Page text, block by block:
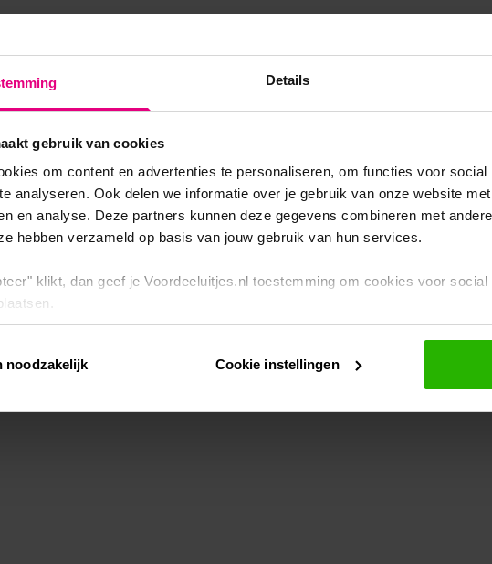
Details
gebruik van cookies
om content en advertenties te personaliseren, om functies voor
analyseren. Ook delen we informatie over je gebruik van onze website
en analyse. Deze partners kunnen deze gegevens combineren met
hebben verzameld op basis van jouw gebruik van hun services.
klikt, dan geef je Voordeeluitjes.nl toestemming om cookies voor
kun je ook zelf instellen welke cookies worden geplaatst. Je kunt je
cookiebeleid.
noodzakelijk Cookie instellingen
side exception has occurred while loadingwww.voordeeluitjes.nl (see the